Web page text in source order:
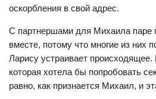
оскорбления в свой адрес.
С партнершами для Михаила паре
вместе, потому что многие из них
Ларису устраивает
которая хотела бы попробовать
равно, как признается Михаил, и